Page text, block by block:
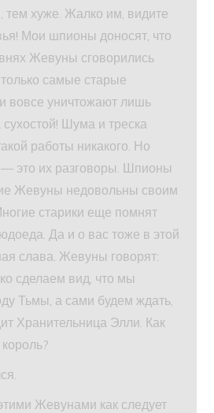
тем хуже. Жалко им, видите
Мои шпионы доносят, что
Жевуны сговорились
самые старые
вовсе уничтожают лишь
сухостой! Шума и треска
работы никакого. Но
это их разговоры. Шпионы
Жевуны недовольны своим
старики еще помнят
Да и о вас тоже в этой
слава. Жевуны говорят:
сделаем вид, что мы
Тьмы, а сами будем ждать,
Хранительница Элли. Как
Жевунами как следует